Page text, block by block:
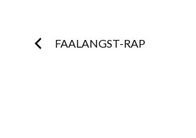
Post
FAALANGST-RAP